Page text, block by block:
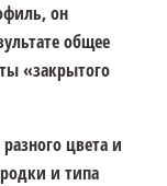
он
общее
«закрытого
цвета и
и типа